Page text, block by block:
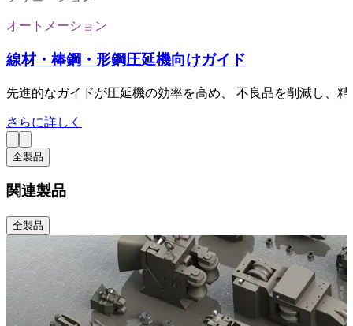
オートメーション
線材・棒鋼・形鋼圧延機向けガイド
先進的なガイドが圧延機の効率を高め、 不良品を削減し、
さらに詳しく
全製品
関連製品
全製品